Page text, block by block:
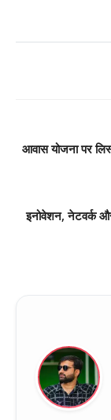
आवास योजना पर
इनोवेशन, नेटवर्क